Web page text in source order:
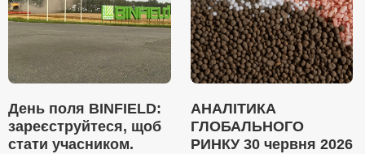
День поля BINFIELD:
зареєструйтеся, щоб
стати учасником.
АНАЛІТИКА
ГЛОБАЛЬНОГО
РИНКУ 30 червня 2026